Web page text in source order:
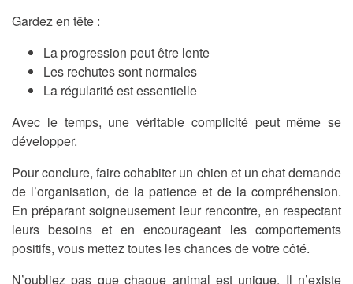
Gardez en tête :
La progression peut être lente
Les rechutes sont normales
La régularité est essentielle
Avec le temps, une véritable complicité peut même se
développer.
Pour conclure, faire cohabiter un chien et un chat demande
de l’organisation, de la patience et de la compréhension.
En préparant soigneusement leur rencontre, en respectant
leurs besoins et en encourageant les comportements
positifs, vous mettez toutes les chances de votre côté.
N’oubliez pas que chaque animal est unique. Il n’existe